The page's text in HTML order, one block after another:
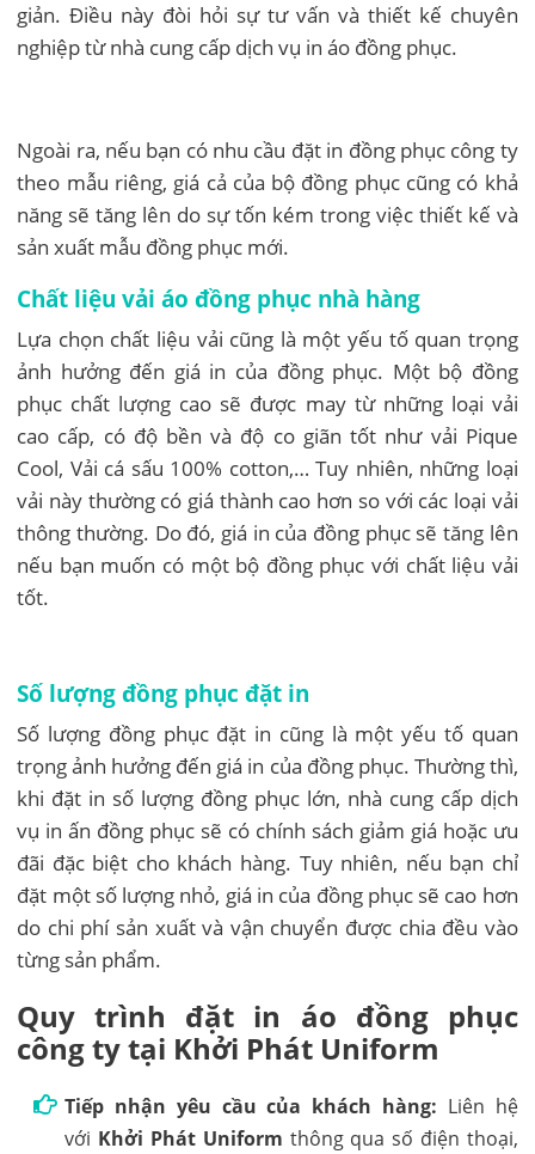
giản. Điều này đòi hỏi sự tư vấn và thiết kế chuyên
nghiệp từ nhà cung cấp dịch vụ in áo đồng phục.
Ngoài ra, nếu bạn có nhu cầu đặt in đồng phục công ty
theo mẫu riêng, giá cả của bộ đồng phục cũng có khả
năng sẽ tăng lên do sự tốn kém trong việc thiết kế và
sản xuất mẫu đồng phục mới.
Chất liệu vải áo đồng phục nhà hàng
Lựa chọn chất liệu vải cũng là một yếu tố quan trọng
ảnh hưởng đến giá in của đồng phục. Một bộ đồng
phục chất lượng cao sẽ được may từ những loại vải
cao cấp, có độ bền và độ co giãn tốt như vải Pique
Cool, Vải cá sấu 100% cotton,… Tuy nhiên, những loại
vải này thường có giá thành cao hơn so với các loại vải
thông thường. Do đó, giá in của đồng phục sẽ tăng lên
nếu bạn muốn có một bộ đồng phục với chất liệu vải
tốt.
Số lượng đồng phục đặt in
Số lượng đồng phục đặt in cũng là một yếu tố quan
trọng ảnh hưởng đến giá in của đồng phục. Thường thì,
khi đặt in số lượng đồng phục lớn, nhà cung cấp dịch
vụ in ấn đồng phục sẽ có chính sách giảm giá hoặc ưu
đãi đặc biệt cho khách hàng. Tuy nhiên, nếu bạn chỉ
đặt một số lượng nhỏ, giá in của đồng phục sẽ cao hơn
do chi phí sản xuất và vận chuyển được chia đều vào
từng sản phẩm.
Quy trình đặt in áo đồng phục
công ty tại Khởi Phát Uniform
Tiếp nhận yêu cầu của khách hàng: Liên hệ
với Khởi Phát Uniform thông qua số điện thoại,